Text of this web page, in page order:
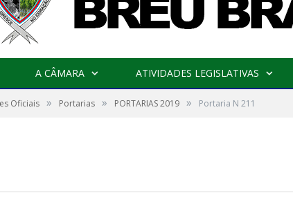
A CÂMARA ATIVIDADES LEGISLATIVAS
Oficiais » Portarias » PORTARIAS 2019 » Portaria N 211